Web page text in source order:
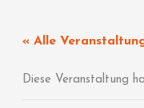
springen
« Alle
Diese Veranstaltung